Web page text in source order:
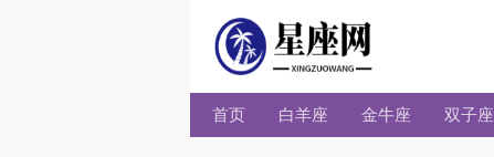
首页 白羊座 金牛座 双子座